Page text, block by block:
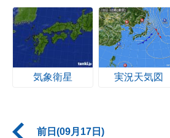
気象衛星 実況天気図
前日(09月17日)